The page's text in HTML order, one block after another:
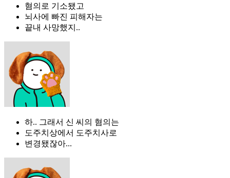
혐의로 기소됐고
뇌사에 빠진 피해자는
끝내 사망했지..
하.. 그래서 신 씨의 혐의는
도주치상에서 도주치사로
변경됐잖아...